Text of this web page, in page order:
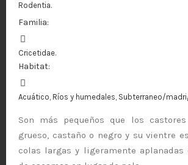
Rodentia.
Familia:
Cricetidae.
Habitat:
Acuático, Ríos y humedales, Subterraneo/
Son más pequeños que los
grueso, castaño o negro y su vientre
colas largas y ligeramente aplanadas